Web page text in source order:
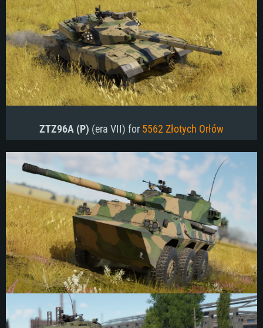
ZTZ96A (P) (era VII) for 5562 Złotych Orłów